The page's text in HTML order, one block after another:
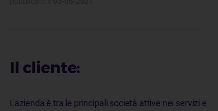
Il cliente:
L'azienda è tra le principali società attive nei servizi e